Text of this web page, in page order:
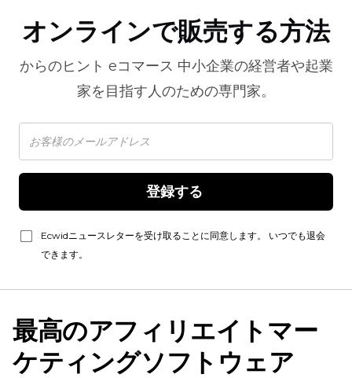
オンラインで販売する方法
からのヒント eコマース 中小企業の経営者や起業
家を目指す人のための専門家。
Ecwidニュースレターを受け取ることに同意します。 いつでも退会
できます。
最高のアフィリエイトマー
ケティングソフトウェア